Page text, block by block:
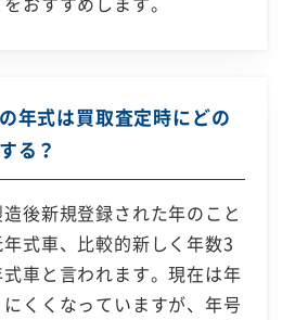
年式は買取査定時にどの
る？
後新規登録された年のこと
式車、比較的新しく年数3
車と言われます。現在は年
くくなっていますが、年号